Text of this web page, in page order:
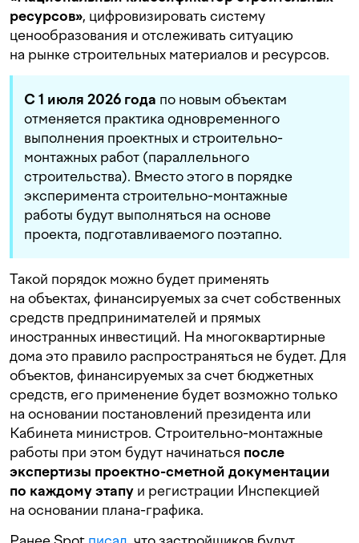
ресурсов», цифровизировать систему
ценообразования и отслеживать ситуацию
на рынке строительных материалов и ресурсов.
С 1 июля 2026 года по новым объектам
отменяется практика одновременного
выполнения проектных и строительно-
монтажных работ (параллельного
строительства). Вместо этого в порядке
эксперимента строительно-монтажные
работы будут выполняться на основе
проекта, подготавливаемого поэтапно.
Такой порядок можно будет применять
на объектах, финансируемых за счет собственных
средств предпринимателей и прямых
иностранных инвестиций. На многоквартирные
дома это правило распространяться не будет. Для
объектов, финансируемых за счет бюджетных
средств, его применение будет возможно только
на основании постановлений президента или
Кабинета министров. Строительно-монтажные
работы при этом будут начинаться после
экспертизы проектно-сметной документации
по каждому этапу и регистрации Инспекцией
на основании плана-графика.